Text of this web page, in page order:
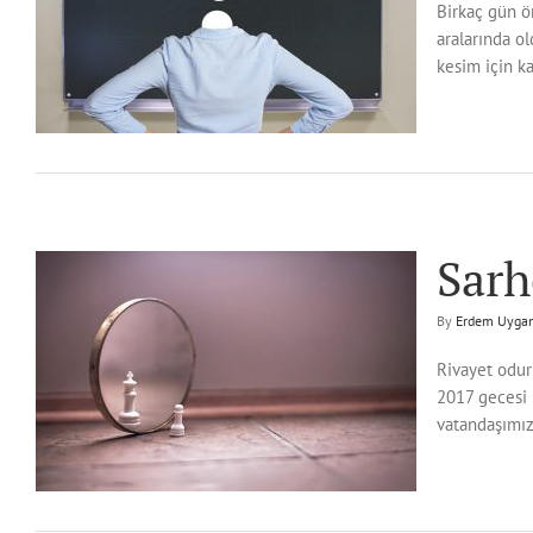
Birkaç gün
aralarında
kesim için
By Erdem
Rivayet
2017